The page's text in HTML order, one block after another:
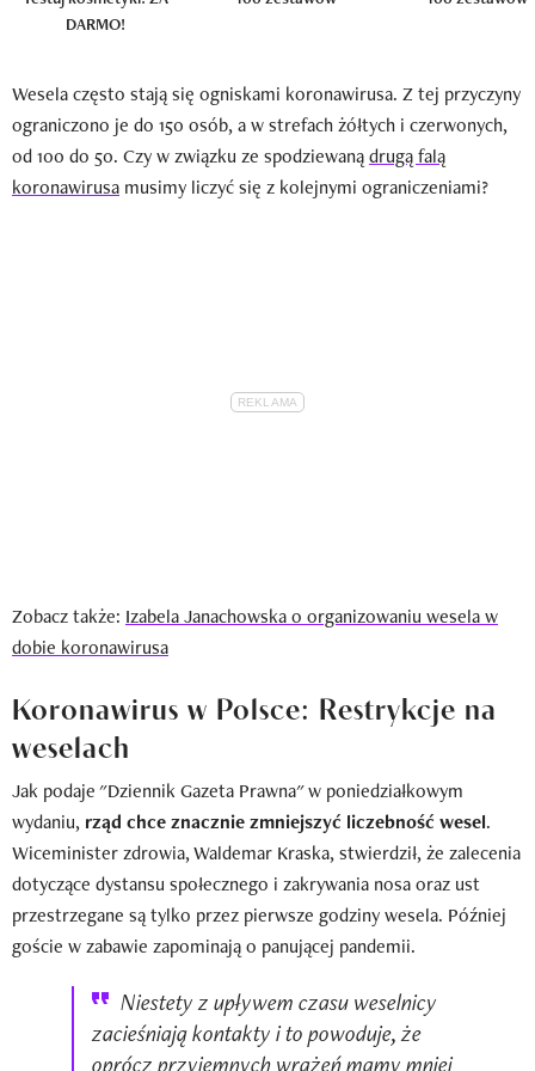
DARMO!
Wesela często stają się ogniskami koronawirusa. Z tej przyczyny
ograniczono je do 150 osób, a w strefach żółtych i czerwonych,
od 100 do 50. Czy w związku ze spodziewanądrugą falą
koronawirusa musimy liczyć się z kolejnymi ograniczeniami?
Zobacz także: Izabela Janachowska o organizowaniu wesela w
dobie koronawirusa
Koronawirus w Polsce: Restrykcje na
weselach
Jak podaje "Dziennik Gazeta Prawna" w poniedziałkowym
wydaniu, rząd chce znacznie zmniejszyć liczebność wesel.
Wiceminister zdrowia, Waldemar Kraska, stwierdził, że zalecenia
dotyczące dystansu społecznego i zakrywania nosa oraz ust
przestrzegane są tylko przez pierwsze godziny wesela. Później
goście w zabawie zapominają o panującej pandemii.
Niestety z upływem czasu weselnicy
zacieśniają kontakty i to powoduje, że
oprócz przyjemnych wrażeń mamy mniej